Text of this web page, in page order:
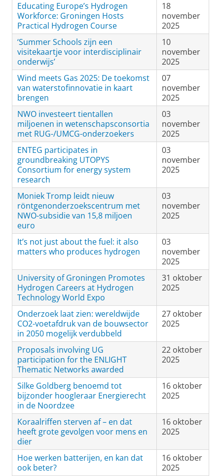
Educating Europe’s Hydrogen
Workforce: Groningen Hosts
Practical Hydrogen Course
18
november
2025
‘Summer Schools zijn een
visitekaartje voor interdisciplinair
onderwijs’
10
november
2025
Wind meets Gas 2025: De toekomst
van waterstofinnovatie in kaart
brengen
07
november
2025
NWO investeert tientallen
miljoenen in wetenschapsconsortia
met RUG-/UMCG-onderzoekers
03
november
2025
ENTEG participates in
groundbreaking UTOPYS
Consortium for energy system
research
03
november
2025
Moniek Tromp leidt nieuw
röntgenonderzoekscentrum met
NWO-subsidie van 15,8 miljoen
euro
03
november
2025
It’s not just about the fuel: it also
matters who produces hydrogen
03
november
2025
University of Groningen Promotes
Hydrogen Careers at Hydrogen
Technology World Expo
31 oktober
2025
Onderzoek laat zien: wereldwijde
CO2-voetafdruk van de bouwsector
in 2050 mogelijk verdubbeld
27 oktober
2025
Proposals involving UG
participation for the ENLIGHT
Thematic Networks awarded
22 oktober
2025
Silke Goldberg benoemd tot
bijzonder hoogleraar Energierecht
in de Noordzee
16 oktober
2025
Koraalriffen sterven af – en dat
heeft grote gevolgen voor mens en
dier
16 oktober
2025
Hoe werken batterijen, en kan dat
ook beter?
16 oktober
2025